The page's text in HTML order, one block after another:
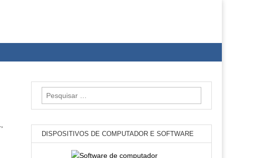
Pesquisar
por:
DISPOSITIVOS DE COMPUTADOR E SOFTWARE